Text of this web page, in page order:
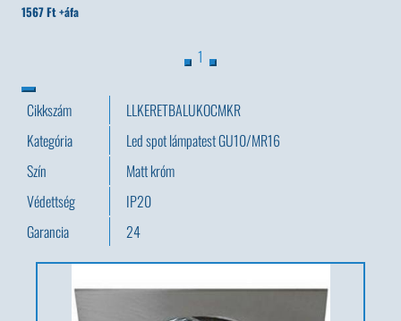
1567 Ft +áfa
1
Cikkszám
LLKERETBALUKOCMKR
Kategória
Led spot lámpatest GU10/MR16
Szín
Matt króm
Védettség
IP20
Garancia
24